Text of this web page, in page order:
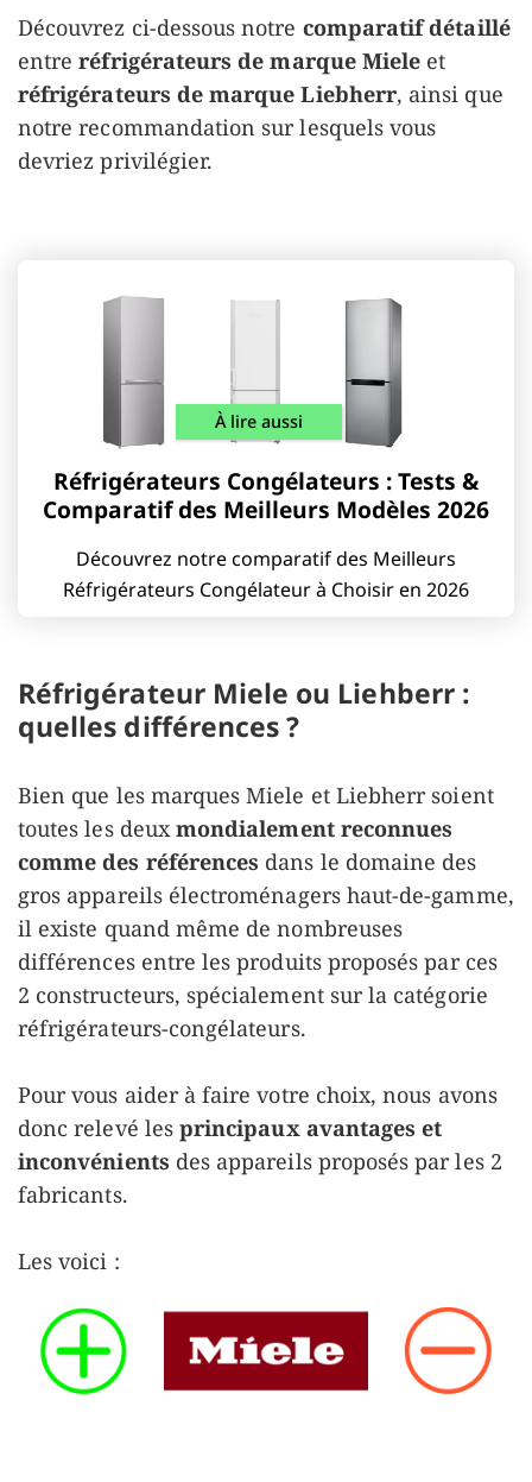
Découvrez ci-dessous notre comparatif détaillé
entreréfrigérateurs de marque Miele et
réfrigérateurs de marque Liebherr, ainsi que
notre recommandation sur lesquels vous
devriez privilégier.
À lire aussi
Réfrigérateurs Congélateurs : Tests &
Comparatif des Meilleurs Modèles 2026
Découvrez notre comparatif des Meilleurs
Réfrigérateurs Congélateur à Choisir en 2026
Réfrigérateur Miele ou Liehberr :
quelles différences ?
Bien que les marques Miele et Liebherr soient
toutes les deuxmondialement reconnues
comme des références dans le domaine des
gros appareils électroménagers haut-de-gamme,
il existe quand même de nombreuses
différences entre les produits proposés par ces
2 constructeurs, spécialement sur la catégorie
réfrigérateurs-congélateurs.
Pour vous aider à faire votre choix, nous avons
donc relevé les principaux avantages et
inconvénients des appareils proposés par les 2
fabricants.
Les voici :